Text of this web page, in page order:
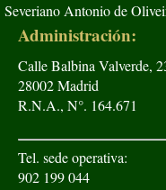
Severiano Antonio de
Administración:
Calle Balbina Valverde,
28002 Madrid
R.N.A., N°. 164.671
Tel. sede operativa:
902 199 044